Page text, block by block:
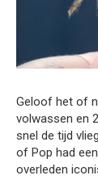
Geloof het of
volwassen en
snel de tijd
of Pop had
overleden